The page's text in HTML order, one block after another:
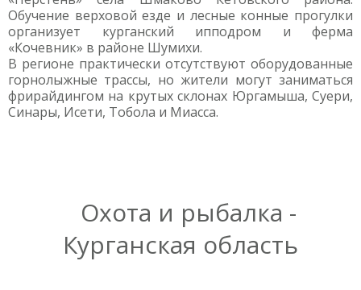
Обучение верховой езде и лесные конные прогулки
организует курганский ипподром и ферма
«Кочевник» в районе Шумихи.
В регионе практически отсутствуют оборудованные
горнолыжные трассы, но жители могут заниматься
фрирайдингом на крутых склонах Юргамыша, Суери,
Синары, Исети, Тобола и Миасса.
Охота и рыбалка -
Курганская область